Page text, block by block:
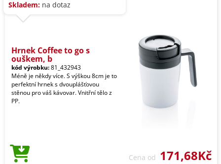
Skladem: na dotaz
Hrnek Coffee to go s
ouškem, b
kód výrobku:81_432943
Méně je někdy více. S výškou 8cm je to
perfektní hrnek s dvouplášťovou
stěnou pro váš kávovar. Vnitřní tělo z
PP.
Cena od 171,68Kč